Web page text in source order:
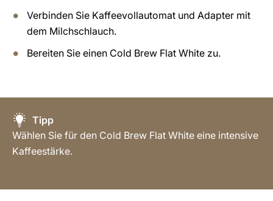
Verbinden Sie Kaffeevollautomat und Adapter mit
dem Milchschlauch.
Bereiten Sie einen Cold Brew Flat White zu.
Tipp
Wählen Sie für den Cold Brew Flat White eine intensive
Kaffeestärke.